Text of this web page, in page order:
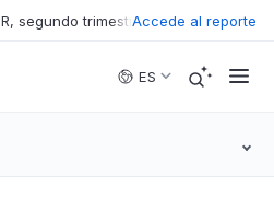
trimestre de 2026 • The
Accede al reporte
ES